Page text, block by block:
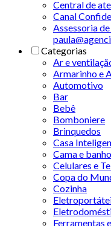
Central de
Canal
Assessoria
Categorias
Ar e
Armarinho e
Automotivo
Bar
Bebê
Bomboniere
Brinquedos
Casa
Cama e banho
Celulares e
Copa do
Cozinha
Ferramentas